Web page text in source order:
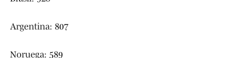
Argentina: 807
Noruega: 589